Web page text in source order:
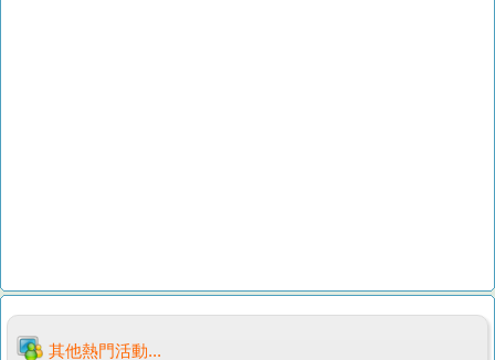
其他熱門活動...